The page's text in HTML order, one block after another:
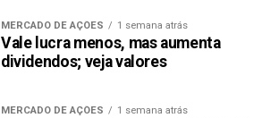
MERCADO DE AÇÕES 1 semana atrás
Vale lucra menos, mas aumenta
dividendos; veja valores
MERCADO DE AÇÕES 1 semana atrás